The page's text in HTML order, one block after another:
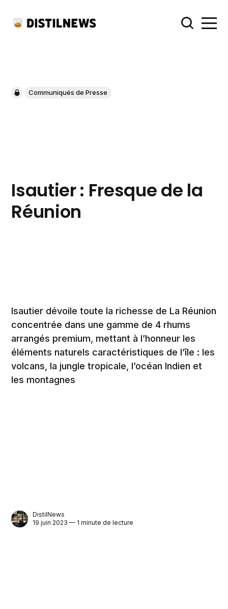
Communiqués de Presse
Isautier : Fresque de la
Réunion
Isautier dévoile toute la richesse de La Réunion
concentrée dans une gamme de 4 rhums
arrangés premium, mettant à l’honneur les
éléments naturels caractéristiques de l’île : les
volcans, la jungle tropicale, l’océan Indien et
les montagnes
DistilNews
19 juin 2023 — 1 minute de lecture